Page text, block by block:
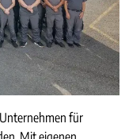
für